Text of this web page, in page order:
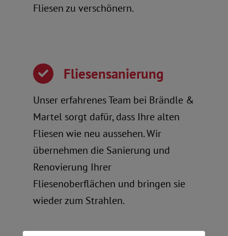
Fliesen zu verschönern.
Fliesensanierung
Unser erfahrenes Team bei Brändle &
Martel sorgt dafür, dass Ihre alten
Fliesen wie neu aussehen. Wir
übernehmen die Sanierung und
Renovierung Ihrer
Fliesenoberflächen und bringen sie
wieder zum Strahlen.